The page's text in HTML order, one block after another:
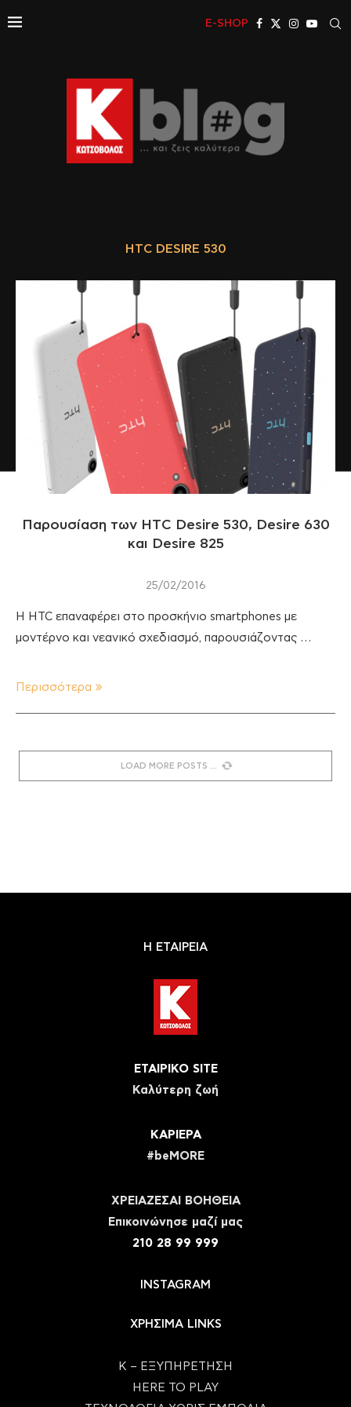
E-SHOP
HTC DESIRE 530
Παρουσίαση των HTC Desire 530, Desire 630
και Desire 825
25/02/2016
Η HTC επαναφέρει στο προσκήνιο smartphones με
μοντέρνο και νεανικό σχεδιασμό, παρουσιάζοντας …
Περισσότερα
LOAD MORE POSTS
Η ΕΤΑΙΡΕΙΑ
ΕΤΑΙΡΙΚΟ SITE
Καλύτερη ζωή
ΚΑΡΙΕΡΑ
#beMORE
ΧΡΕΙΑΖΕΣΑΙ ΒΟΗΘΕΙΑ
Eπικοινώνησε μαζί μας
210 28 99 999
INSTAGRAM
ΧΡΗΣΙΜΑ LINKS
Κ – ΕΞΥΠΗΡΕΤΗΣΗ
HERE TO PLAY